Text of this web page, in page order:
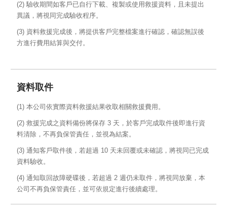
(2) 驗收期間如客戶已自行下載、複製或使用救援資料，且未提出
異議，將視同完成驗收程序。
(3) 資料救援完成後，將提供客戶完整檔案進行確認，確認無誤後
方進行費用結算與交付。
資料取件
(1) 本公司依實際資料救援結果收取相關救援費用。
(2) 救援完成之資料備份將保存 3 天，於客戶完成取件後即進行資
料清除，不再負保管責任，並視為結案。
(3) 通知客戶取件後，若超過 10 天未回覆或未確認，將視同已完成
資料驗收。
(4) 通知取回故障硬碟後，若超過 2 週仍未取件，將視同放棄，本
公司不再負保管責任，並可依規定進行後續處理。